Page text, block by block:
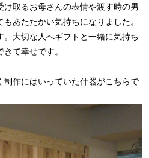
け取るお母さんの表情や渡す時の男
あたたかい気持ちになりました。
大切な人へギフトと一緒に気持ち
て幸せです。
制作にはいっていた什器がこちらで